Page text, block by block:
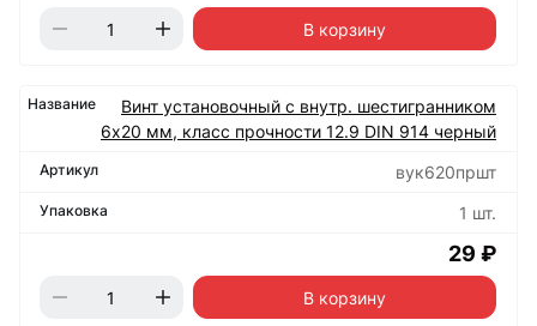
В корзину
Винт установочный с внутр. шестигранником
6х20 мм, класс прочности 12.9 DIN 914 черный
вук620пршт
1 шт.
29 ₽
В корзину